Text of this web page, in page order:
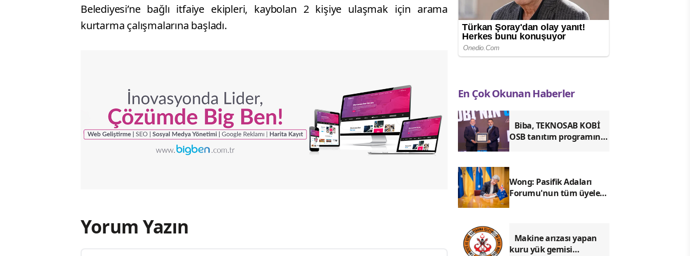
Belediyesi’ne bağlı itfaiye ekipleri, kaybolan 2 kişiye ulaşmak için arama
kurtarma çalışmalarına başladı.
Yorum Yazın
En Çok Okunan Haberler
Biba, TEKNOSAB KOBİ
OSB tanıtım programına
Wong: Pasifik Adaları
Forumu'nun tüm üyeleri
Makine arızası yapan
kuru yük gemisi